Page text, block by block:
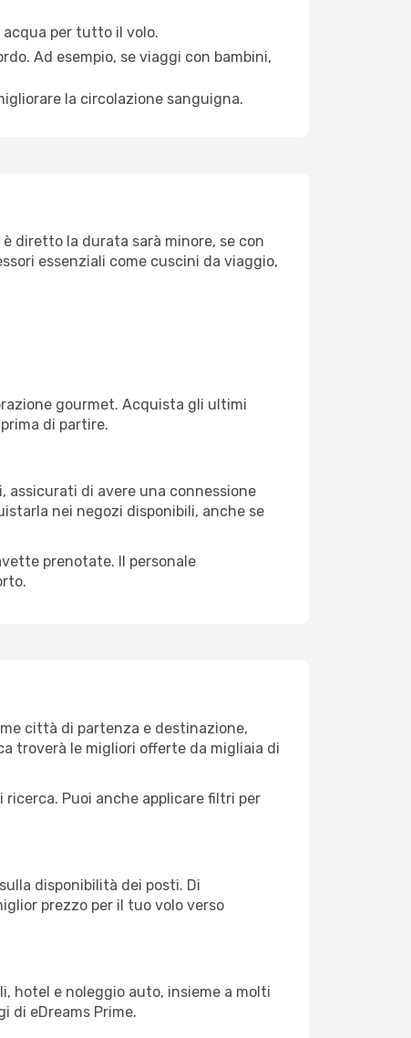
acqua per tutto il volo.
Ad esempio, se viaggi con bambini,
la circolazione sanguigna.
diretto la durata sarà minore, se con
essenziali come cuscini da viaggio,
gourmet. Acquista gli ultimi
di partire.
assicurati di avere una connessione
nei negozi disponibili, anche se
prenotate. Il personale
città di partenza e destinazione,
troverà le migliori offerte da migliaia di
Puoi anche applicare filtri per
disponibilità dei posti. Di
prezzo per il tuo volo verso
hotel e noleggio auto, insieme a molti
di eDreams Prime.